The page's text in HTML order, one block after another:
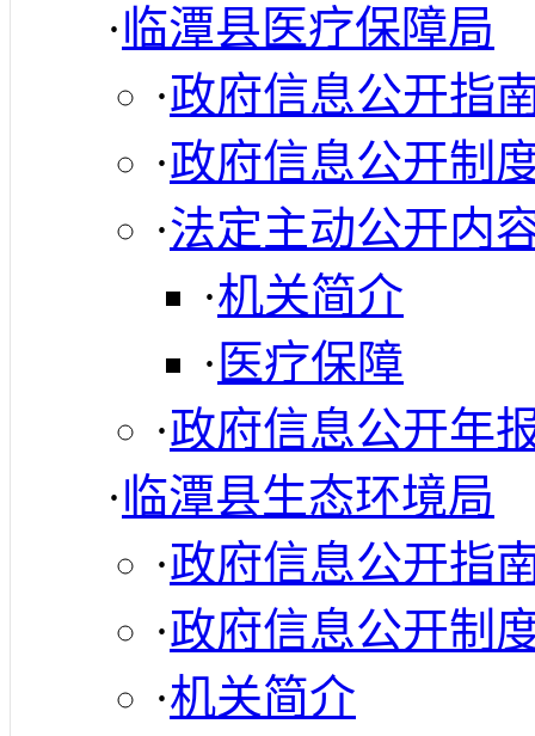
·临潭县医疗保障局
·政府信息公开指
·政府信息公开制
·法定主动公开内
·机关简介
· 医疗保障
·政府信息公开年
·临潭县生态环境局
·政府信息公开指
·政府信息公开制
·机关简介